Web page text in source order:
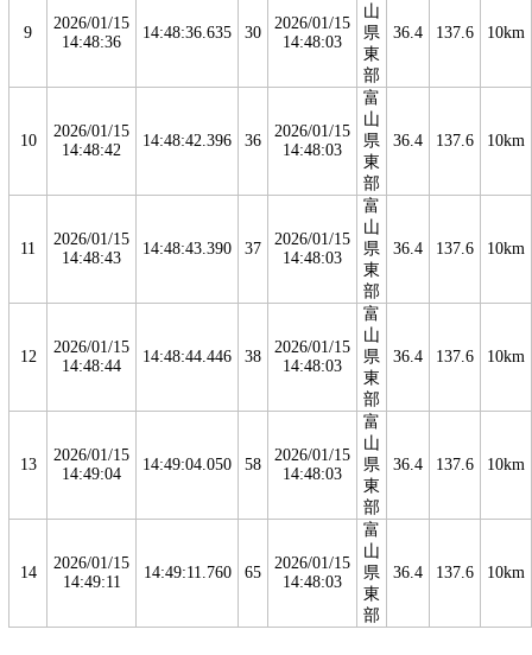
9
2026/01/15
14:48:36
14:48:36.635 30
2026/01/15
14:48:03
山
県
東
部
36.4 137.6 10km
10
2026/01/15
14:48:42
14:48:42.396 36
2026/01/15
14:48:03
富
山
県
東
部
36.4 137.6 10km
11
2026/01/15
14:48:43
14:48:43.390 37
2026/01/15
14:48:03
富
山
県
東
部
36.4 137.6 10km
12
2026/01/15
14:48:44
14:48:44.446 38
2026/01/15
14:48:03
富
山
県
東
部
36.4 137.6 10km
13
2026/01/15
14:49:04
14:49:04.050 58
2026/01/15
14:48:03
富
山
県
東
部
36.4 137.6 10km
14
2026/01/15
14:49:11
14:49:11.760 65
2026/01/15
14:48:03
富
山
県
東
部
36.4 137.6 10km